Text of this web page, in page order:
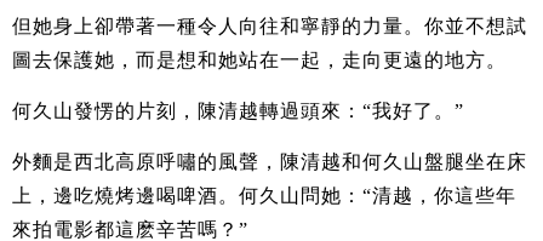
但她身上卻帶著一種令人向往和寧靜的力量。你並不想試
圖去保護她，而是想和她站在一起，走向更遠的地方。
何久山發愣的片刻，陳清越轉過頭來：“我好了。”
外麵是西北高原呼嘯的風聲，陳清越和何久山盤腿坐在床
上，邊吃燒烤邊喝啤酒。何久山問她：“清越，你這些年
來拍電影都這麽辛苦嗎？”